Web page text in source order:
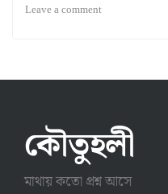
Leave a comment
কৌতুহলী
মাথায় কতো প্রশ্ন আসে